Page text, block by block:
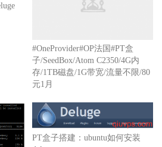
#OneProvider#OP法国#PT盒
子/SeedBox/Atom C2350/4G内
存/1TB磁盘/1G带宽/流量不限/80
元1月
PT盒子搭建：ubuntu如何安装